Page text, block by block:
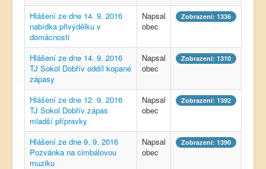
Hlášení ze dne 14. 9. 2016
nabídka přivýdělku v
domácnosti
Napsal
obec
Zobrazení: 1336
Hlášení ze dne 14. 9. 2016
TJ Sokol Dobřív oddíl kopané
zápasy
Napsal
obec
Zobrazení: 1310
Hlášení ze dne 12. 9. 2016
TJ Sokol Dobřív zápas
mladší přípravky
Napsal
obec
Zobrazení: 1392
Hlášení ze dne 9. 9. 2016
Pozvánka na cimbálovou
muziku
Napsal
obec
Zobrazení: 1390